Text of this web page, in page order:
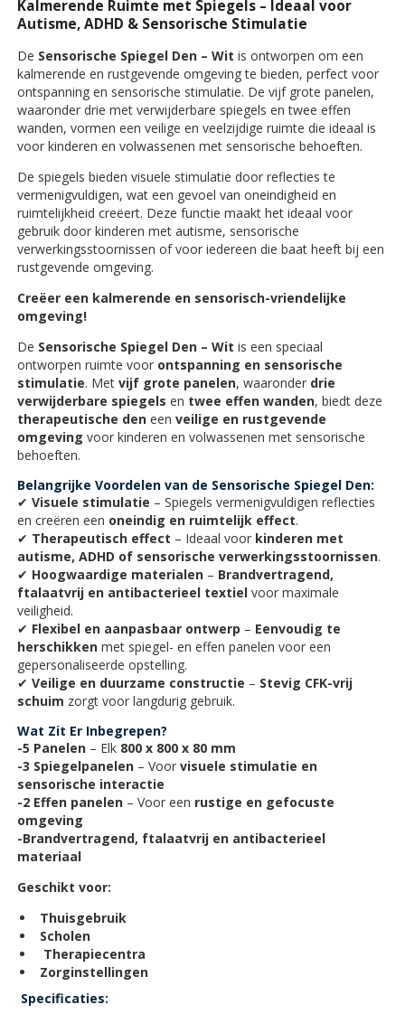
Kalmerende Ruimte met Spiegels – Ideaal voor
Autisme, ADHD & Sensorische Stimulatie
De Sensorische Spiegel Den – Wit is ontworpen om een
kalmerende en rustgevende omgeving te bieden, perfect voor
ontspanning en sensorische stimulatie. De vijf grote panelen,
waaronder drie met verwijderbare spiegels en twee effen
wanden, vormen een veilige en veelzijdige ruimte die ideaal is
voor kinderen en volwassenen met sensorische behoeften.
De spiegels bieden visuele stimulatie door reflecties te
vermenigvuldigen, wat een gevoel van oneindigheid en
ruimtelijkheid creëert. Deze functie maakt het ideaal voor
gebruik door kinderen met autisme, sensorische
verwerkingsstoornissen of voor iedereen die baat heeft bij een
rustgevende omgeving.
Creëer een kalmerende en sensorisch-vriendelijke
omgeving!
De Sensorische Spiegel Den – Wit is een speciaal
ontworpen ruimte voor ontspanning en sensorische
stimulatie. Metvijf grote panelen, waaronder drie
verwijderbare spiegels en twee effen wanden, biedt deze
therapeutische den eenveilige en rustgevende
omgeving voor kinderen en volwassenen met sensorische
behoeften.
Belangrijke Voordelen van de Sensorische Spiegel Den:
✔Visuele stimulatie – Spiegels vermenigvuldigen reflecties
en creëren een oneindig en ruimtelijk effect.
✔ Therapeutisch effect – Ideaal voor kinderen met
autisme, ADHD of sensorische verwerkingsstoornissen.
✔ Hoogwaardige materialen – Brandvertragend,
ftalaatvrij en antibacterieel textiel voor maximale
veiligheid.
✔ Flexibel en aanpasbaar ontwerp – Eenvoudig te
herschikken met spiegel- en effen panelen voor een
gepersonaliseerde opstelling.
✔Veilige en duurzame constructie – Stevig CFK-vrij
schuim zorgt voor langdurig gebruik.
Wat Zit Er Inbegrepen?
-5 Panelen – Elk 800 x 800 x 80 mm
-3 Spiegelpanelen – Voorvisuele stimulatie en
sensorische interactie
-2 Effen panelen – Voor een rustige en gefocuste
omgeving
-Brandvertragend, ftalaatvrij en antibacterieel
materiaal
Geschikt voor:
Thuisgebruik
Scholen
Therapiecentra
Zorginstellingen
Specificaties: